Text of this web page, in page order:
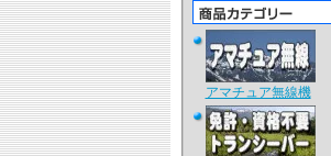
アマチュア無線機